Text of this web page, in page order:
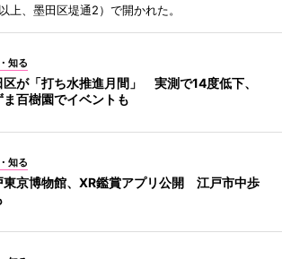
上、墨田区堤通2）で開かれた。
知る
区が「打ち水推進月間」 実測で14度低下、
ま百樹園でイベントも
知る
東京博物館、XR鑑賞アプリ公開 江戸市中歩